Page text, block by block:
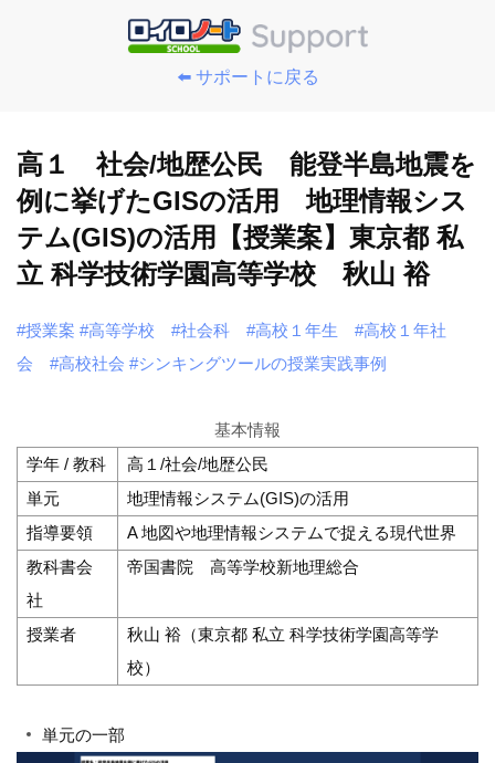
⬅️ サポートに戻る
高１ 社会/地歴公民 能登半島地震を
例に挙げたGISの活用 地理情報シス
テム(GIS)の活用【授業案】東京都 私
立 科学技術学園高等学校 秋山 裕
#授業案 #高等学校 #社会科 #高校１年生
#高校１年社
会
#高校社会 #シンキングツールの授業実践事例
基本情報
学年 / 教科
高１/社会/地歴公民
単元
地理情報システム(GIS)の活用
指導要領
A 地図や地理情報システムで捉える現代世界
教科書会
社
帝国書院 高等学校新地理総合
授業者
秋山 裕（東京都 私立 科学技術学園高等学
校）
単元の一部